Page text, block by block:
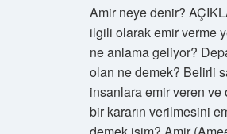
Amir neye denir?
ilgili olarak emir verme
ne anlama geliyor?
olan ne demek? Belirli
insanlara emir veren ve
bir kararın verilmesini